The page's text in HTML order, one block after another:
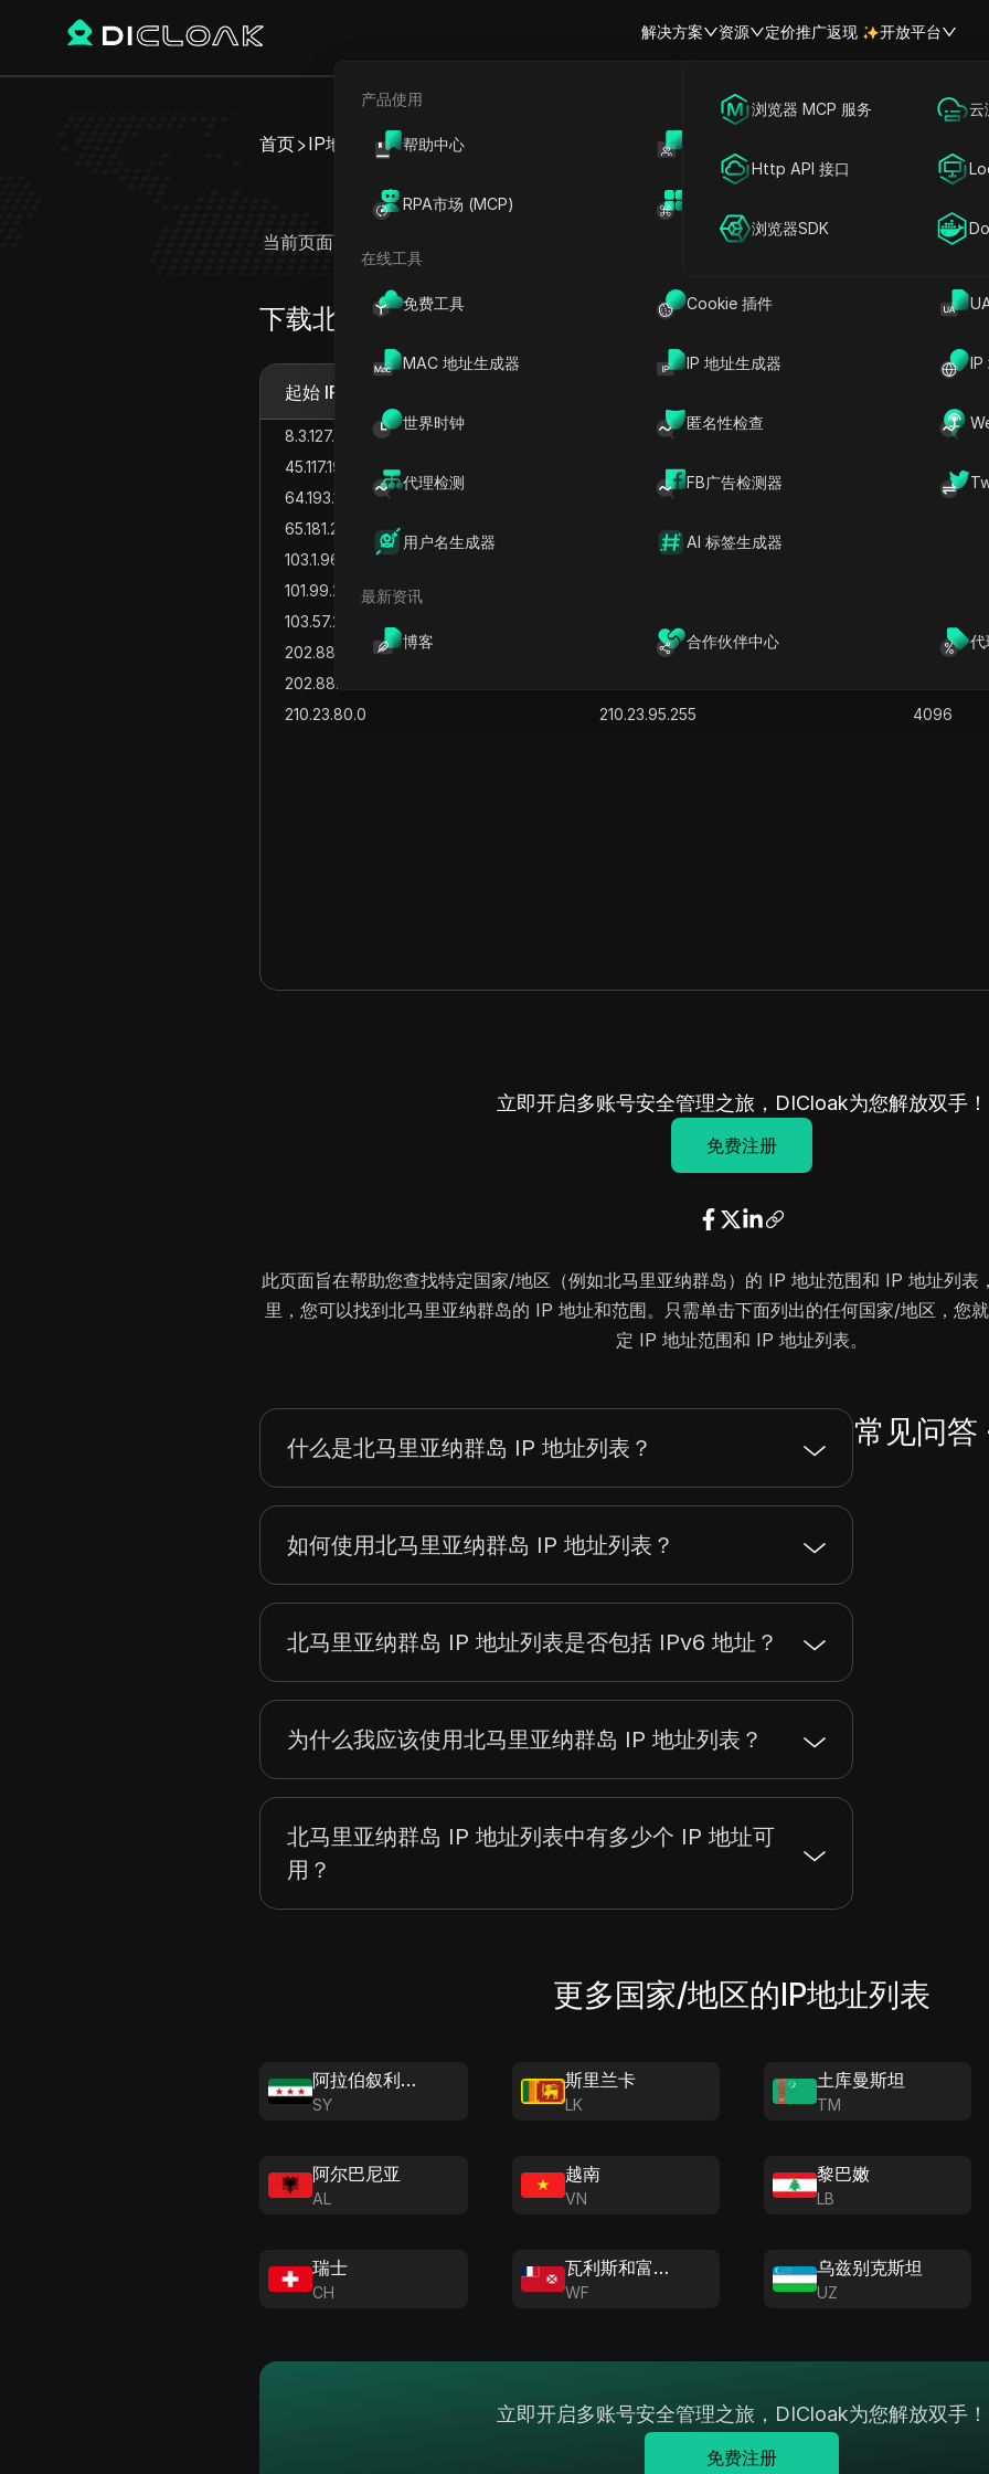
解决方案
海外社媒营销
广告投放
账号共享
资源
产品使用
帮助中心
RPA市场 (MCP)
在线工具
免费工具 Cookie 插件
MAC 地址生成器 IP 地址生成器 IP
世界时钟 匿名性检查
代理检测 FB广告检测器
用户名生成器 AI 标签生成器
最新资讯
博客 合作伙伴中心 代
定价推广返现 开放平台
浏览器 MCP 服务 云
Http API 接口
浏览器SDK
首页 IP地址列表 北马里亚纳群岛IP地址列表
北马里亚纳群岛 (MP) - IP地址列表/
当前页面可查看北马里亚纳群岛(MP)的IP信息，包括完整的北马里亚纳群岛IP地址列表和IP
和复制每个地址范围，并知晓其数量。北马里亚纳群岛一共拥有 16384
下载北马里亚纳群岛地址列表于：
起始 IP 地址
8.3.127.0 8.3.127.255
256
45.117.196.0
45.117.199.255
64.193.122.0
64.193.123.255
65.181.29.0
65.181.29.255
103.1.96.0
103.1.99.255
101.99.254.0
103.57.232.0
202.88.64.0
202.88.71.255
2048
202.88.73.0
210.23.80.0
210.23.95.255 4096
立即开启多账号安全管理之旅，DICloak为您解放双手！
免费注册
此页面旨在帮助您查找特定国家/地区（例如北马里亚纳群岛）的 IP 地址范围和 IP 地址列
里，您可以找到北马里亚纳群岛的 IP 地址和范围。只需单击下面列出的任何国家/地区，您
定 IP 地址范围和 IP 地址列表。
常见问答
什么是北马里亚纳群岛 IP 地址列表？
如何使用北马里亚纳群岛 IP 地址列表？
北马里亚纳群岛 IP 地址列表是否包括 IPv6 地址？
为什么我应该使用北马里亚纳群岛 IP 地址列表？
北马里亚纳群岛 IP 地址列表中有多少个 IP 地址可
用？
更多国家/地区的IP地址列表
阿拉伯叙利亚共和国
SY
斯里兰卡
LK
土库曼斯坦
TM
阿尔巴尼亚
AL
越南
VN
黎巴嫩
LB
瑞士
CH
瓦利斯和富图纳
WF
乌兹别克斯坦
UZ
立即开启多账号安全管理之旅，DICloak为您解放双手！
免费注册